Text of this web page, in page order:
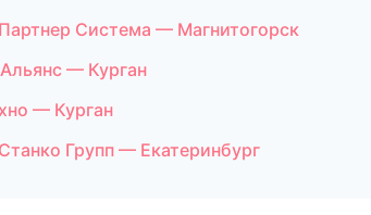
Система — Магнитогорск
— Курган
— Курган
Групп — Екатеринбург